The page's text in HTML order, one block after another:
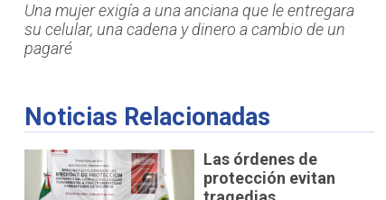
Una mujer exigía a una anciana que le entregara
su celular, una cadena y dinero a cambio de un
pagaré
Noticias Relacionadas
Las órdenes de
protección evitan